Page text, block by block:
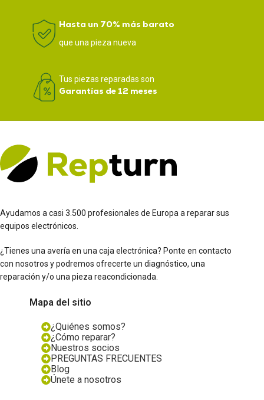
Hasta un 70% más barato
que una pieza nueva
Tus piezas reparadas son
Garantías de 12 meses
Ayudamos a casi 3.500 profesionales de Europa a reparar sus
equipos electrónicos.
¿Tienes una avería en una caja electrónica? Ponte en contacto
con nosotros y podremos ofrecerte un diagnóstico, una
reparación y/o una pieza reacondicionada.
Mapa del sitio
¿Quiénes somos?
¿Cómo reparar?
Nuestros socios
PREGUNTAS FRECUENTES
Blog
Únete a nosotros